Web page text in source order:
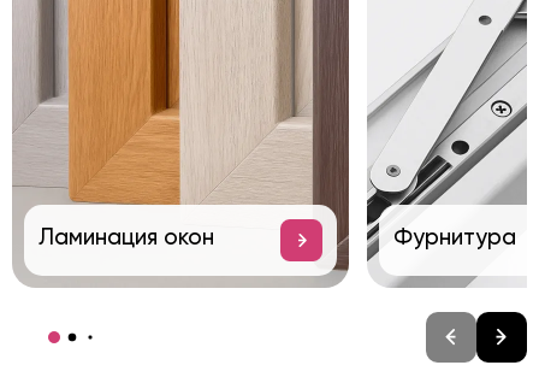
Ламинация окон Фурнитура